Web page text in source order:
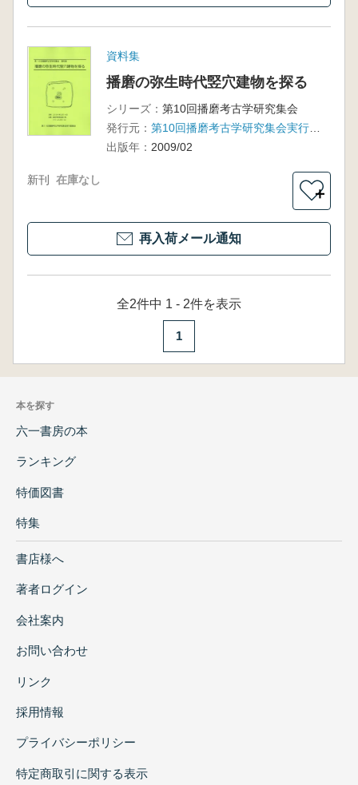
資料集
播磨の弥生時代竪穴建物を探る
シリーズ： 第10回播磨考古学研究集会
発行元：
第10回播磨考古学研究集会実行委員会
出版年： 2009/02
新刊 在庫なし
＋
再入荷メール通知
全2件中 1 - 2件を表示
1
本を探す
六一書房の本
ランキング
特価図書
特集
書店様へ
著者ログイン
会社案内
お問い合わせ
リンク
採用情報
プライバシーポリシー
特定商取引に関する表示